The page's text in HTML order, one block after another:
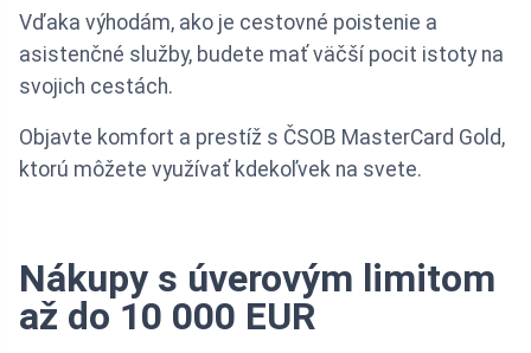
Vďaka výhodám, ako je cestovné poistenie a
asistenčné služby, budete mať väčší pocit istoty na
svojich cestách.
Objavte komfort a prestíž s ČSOB MasterCard Gold,
ktorú môžete využívať kdekoľvek na svete.
Nákupy s úverovým limitom
až do 10 000 EUR